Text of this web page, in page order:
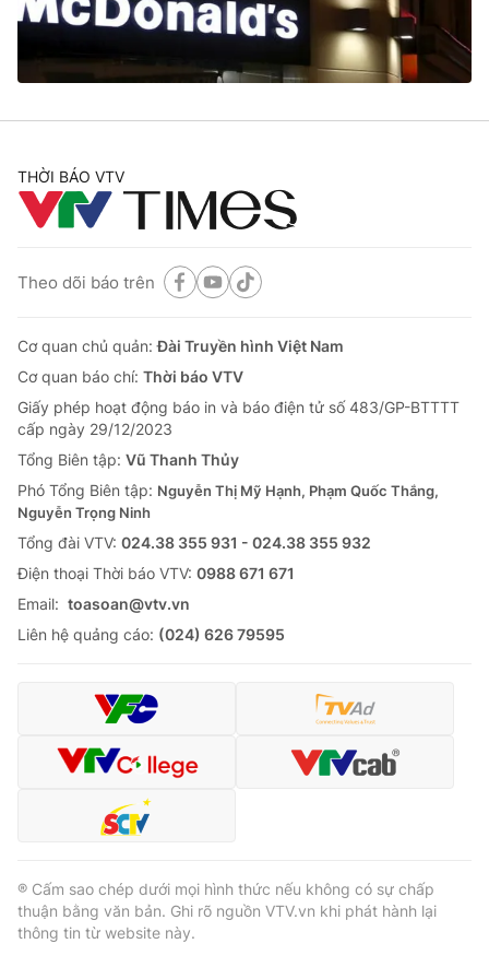
Thị trường 24h Tấm lòng Việt
VTV4 Vươn mình bằng AI
Liên hệ tòa soạn English
Theo dõi báo trên
Cơ quan chủ quản: Đài Truyền hình Việt Nam
Cơ quan báo chí:Thời báo VTV
Giấy phép hoạt động báo in và báo điện tử số 483/GP-BTTTT
cấp ngày 29/12/2023
Tổng Biên tập:Vũ Thanh Thủy
Phó Tổng Biên tập: Nguyễn Thị Mỹ Hạnh, Phạm Quốc Thắng,
Ðiện thoại Thời báo VTV:
Email:toasoan@vtv.vn
Liên hệ quảng cáo:024-7300.7108
THỜI BÁO VTV
Theo dõi báo trên
Cơ quan chủ quản:Đài Truyền hình Việt Nam
Cơ quan báo chí: Thời báo VTV
Giấy phép hoạt động báo in và báo điện tử số 483/GP-BTTTT
cấp ngày 29/12/2023
Tổng Biên tập: Vũ Thanh Thủy
Phó Tổng Biên tập: Nguyễn Thị Mỹ Hạnh, Phạm Quốc Thắng,
Nguyễn Trọng Ninh
Tổng đài VTV: 024.38 355 931 - 024.38 355 932
Ðiện thoại Thời báo VTV: 0988 671 671
Email: toasoan@vtv.vn
Liên hệ quảng cáo: (024) 626 79595
® Cấm sao chép dưới mọi hình thức nếu không có sự chấp
thuận bằng văn bản. Ghi rõ nguồn VTV.vn khi phát hành lại
thông tin từ website này.